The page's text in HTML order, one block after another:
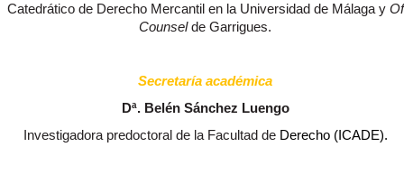
Catedrático de Derecho Mercantil en la Universidad de Málaga y Of
Counselde Garrigues.
Secretaría académica
Dª. Belén Sánchez Luengo
Investigadora predoctoral de la Facultad de Derecho (ICADE).